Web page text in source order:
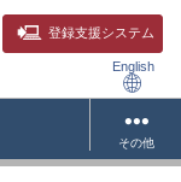
登録支援システム
English
その他